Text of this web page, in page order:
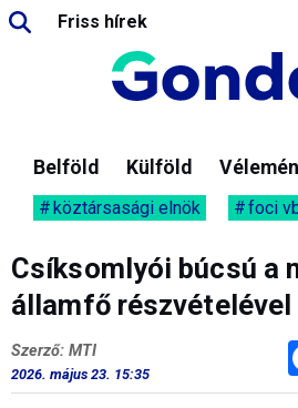
Friss hírek
Belföld Külföld
köztársasági elnök foci
Csíksomlyói búcsú a
államfő részvételével
Szerző: MTI
2026. május 23. 15:35